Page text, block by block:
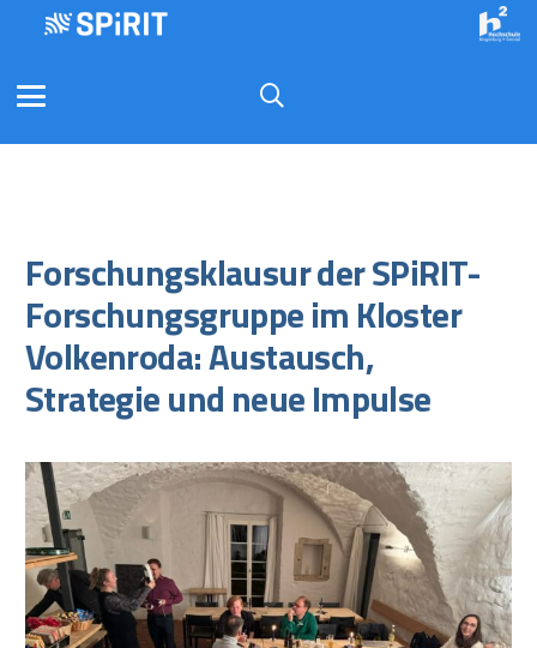
Forschungsklausur der SPiRIT-
Forschungsgruppe im Kloster
Volkenroda: Austausch,
Strategie und neue Impulse